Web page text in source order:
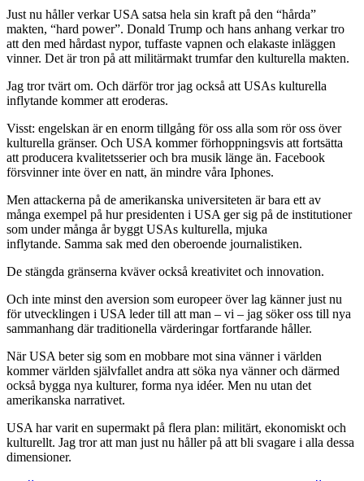
Just nu håller verkar USA satsa hela sin kraft på den “hårda”
makten, “hard power”. Donald Trump och hans anhang verkar tro
att den med hårdast nypor, tuffaste vapnen och elakaste inläggen
vinner. Det är tron på att militärmakt trumfar den kulturella makten.
Jag tror tvärt om. Och därför tror jag också att USAs kulturella
inflytande kommer att eroderas.
Visst: engelskan är en enorm tillgång för oss alla som rör oss över
kulturella gränser. Och USA kommer förhoppningsvis att fortsätta
att producera kvalitetsserier och bra musik länge än. Facebook
försvinner inte över en natt, än mindre våra Iphones.
Men attackerna på de amerikanska universiteten är bara ett av
många exempel på hur presidenten i USA ger sig på de institutioner
som under många år byggt USAs kulturella, mjuka
inflytande. Samma sak med den oberoende journalistiken.
De stängda gränserna kväver också kreativitet och innovation.
Och inte minst den aversion som europeer över lag känner just nu
för utvecklingen i USA leder till att man – vi – jag söker oss till nya
sammanhang där traditionella värderingar fortfarande håller.
När USA beter sig som en mobbare mot sina vänner i världen
kommer världen självfallet andra att söka nya vänner och därmed
också bygga nya kulturer, forma nya idéer. Men nu utan det
amerikanska narrativet.
USA har varit en supermakt på flera plan: militärt, ekonomiskt och
kulturellt. Jag tror att man just nu håller på att bli svagare i alla dessa
dimensioner.